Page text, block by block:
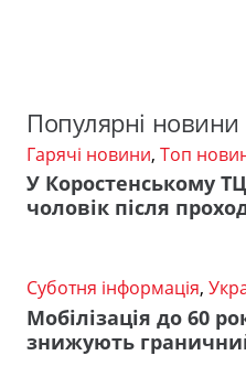
Популярні новини
Гарячі новини, Топ
У Коростенському
чоловік після
Суботня інформація,
Мобілізація до 60
знижують